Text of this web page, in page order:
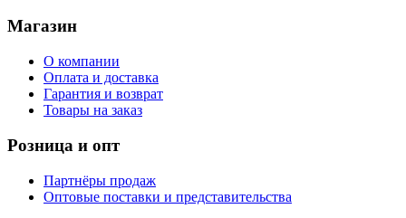
Магазин
О компании
Оплата и доставка
Гарантия и возврат
Товары на заказ
Розница и опт
Партнёры продаж
Оптовые поставки и представительства